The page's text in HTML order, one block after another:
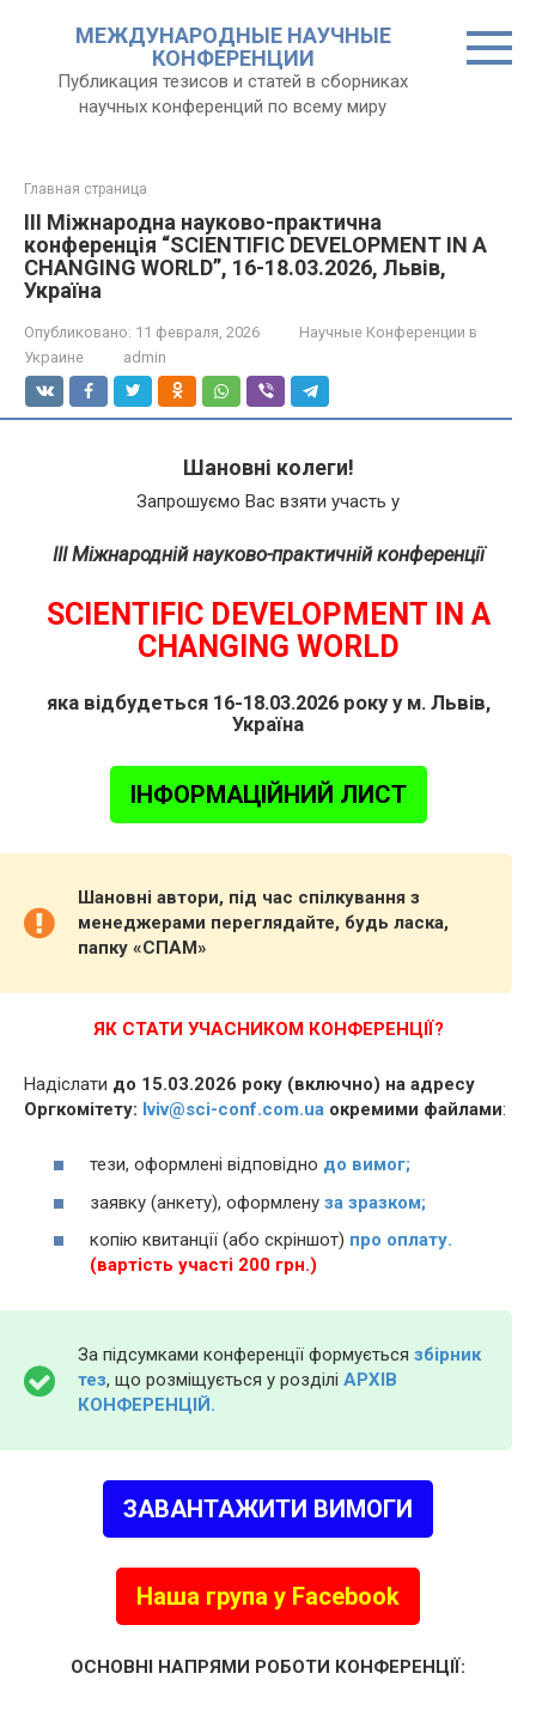
МЕЖДУНАРОДНЫЕ НАУЧНЫЕ
КОНФЕРЕНЦИИ
Публикация тезисов и статей в сборниках
научных конференций по всему миру
Главная страница
III Міжнародна науково-практична
конференція “SCIENTIFIC DEVELOPMENT IN A
CHANGING WORLD”, 16-18.03.2026, Львів,
Україна
Опубликовано: 11 февраля, 2026
Научные Конференции в
Украине
admin
Шановні колеги!
Запрошуємо Вас взяти участь у
III Міжнародній науково-практичній конференції
SCIENTIFIC DEVELOPMENT IN A
CHANGING WORLD
яка відбудеться 16-18.03.2026 року у м. Львів,
Україна
ІНФОРМАЦІЙНИЙ ЛИСТ
Шановні автори, під час спілкування з
менеджерами переглядайте, будь ласка,
папку «СПАМ»
ЯК СТАТИ УЧАСНИКОМ КОНФЕРЕНЦІЇ?
Надіслати до 15.03.2026 року (включно) на адресу
Оргкомітету: lviv@sci-conf.com.ua окремими файлами:
тези, оформлені відповідно до вимог;
заявку (анкету), оформлену за зразком;
копію квитанції (або скріншот) про оплату.
(вартість участі 200 грн.)
За підсумками конференції формується збірник
тез, що розміщується у розділі АРХІВ
КОНФЕРЕНЦІЙ.
ЗАВАНТАЖИТИ ВИМОГИ
Наша група у Facebook
ОСНОВНІ НАПРЯМИ РОБОТИ КОНФЕРЕНЦІЇ: